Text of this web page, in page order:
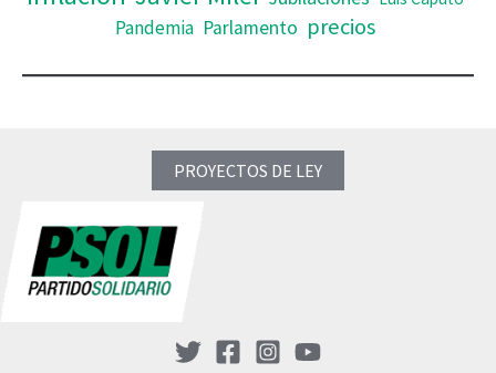
Pandemia Parlamento precios
PROYECTOS DE LEY